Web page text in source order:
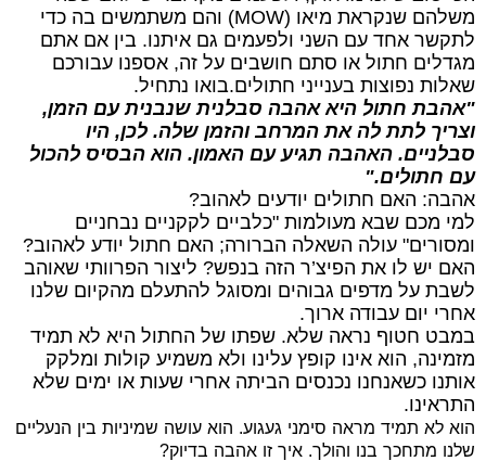
משלהם שנקראת מיאו (MOW) והם משתמשים בה כדי
לתקשר אחד עם השני ולפעמים גם איתנו. בין אם אתם
מגדלים חתול או סתם חושבים על זה, אספנו עבורכם
שאלות נפוצות בענייני חתולים.בואו נתחיל.
"אהבת חתול היא אהבה סבלנית שנבנית עם הזמן,
וצריך לתת לה את המרחב והזמן שלה. לכן, היו
סבלניים. האהבה תגיע עם האמון. הוא הבסיס להכול
עם חתולים."
אהבה: האם חתולים יודעים לאהוב?
למי מכם שבא מעולמות "כלביים לקקניים נבחניים
ומסורים" עולה השאלה הברורה; האם חתול יודע לאהוב?
האם יש לו את הפיצ’ר הזה בנפש? ליצור הפרוותי שאוהב
לשבת על מדפים גבוהים ומסוגל להתעלם מהקיום שלנו
אחרי יום עבודה ארוך.
במבט חטוף נראה שלא. שפתו של החתול היא לא תמיד
מזמינה, הוא אינו קופץ עלינו ולא משמיע קולות ומלקק
אותנו כשאנחנו נכנסים הביתה אחרי שעות או ימים שלא
התראינו.
הוא לא תמיד מראה סימני געגוע. הוא עושה שמיניות בין הנעליים
שלנו מתחכך בנו והולך. איך זו אהבה בדיוק?